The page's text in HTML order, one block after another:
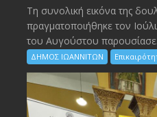
Τη συνολική εικόνα της
πραγματοποιήθηκε τον
του Αυγούστου
ΔΗΜΟΣ ΙΩΑΝΝΙΤΩΝ